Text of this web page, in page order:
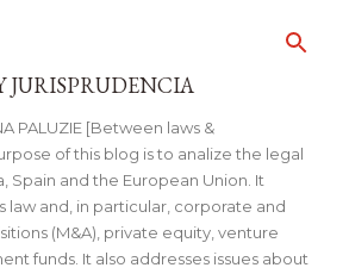
JURISPRUDENCIA
PALUZIE [Between laws &
of this blog is to analize the legal
Spain and the European Union. It
law and, in particular, corporate and
(M&A), private equity, venture
funds. It also addresses issues about